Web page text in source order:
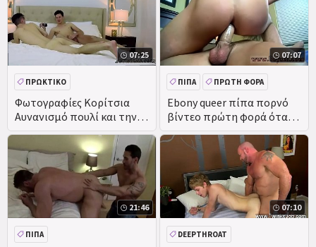
07:25
Φωτογραφίες Κορίτσια
Αυνανισμό πουλί και την
Κίνα Φίλε Γκέι Σεξ ταινία
Gonzo Αυτο Shot
ΠΡΩΚΤΙΚΌ
07:07
Ebony queer πίπα πορνό
βίντεο πρώτη φορά όταν
βάζουμε τα δύο από αυτά
ΠΊΠΑ
ΠΡΏΤΗ ΦΟΡΆ
ΕΡΑΣΙΤΕΧΝΙΚΌ
21:46
ΠΊΠΑ
07:10
DEEPTHROAT